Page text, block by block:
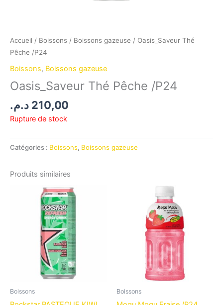
Accueil / Boissons / Boissons gazeuse / Oasis_Saveur Thé
Pêche /P24
Boissons, Boissons gazeuse
Oasis_Saveur Thé Pêche /P24
210,00 د.م.
Rupture de stock
Catégories : Boissons, Boissons gazeuse
Produits similaires
Boissons Boissons